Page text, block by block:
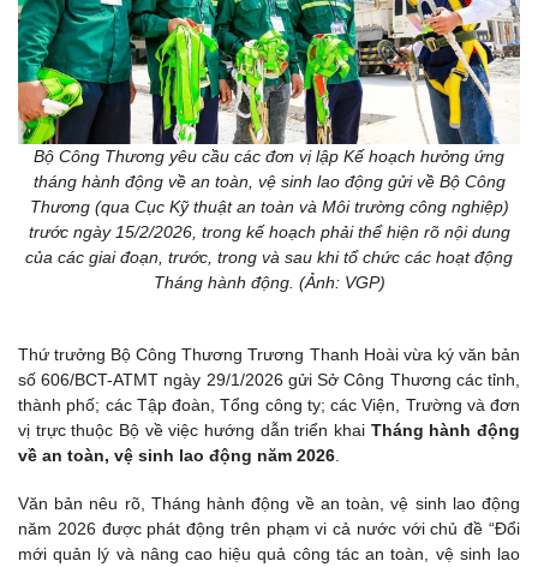
Bộ Công Thương yêu cầu các đơn vị lập Kế hoạch hưởng ứng
tháng hành động về an toàn, vệ sinh lao động gửi về Bộ Công
Thương (qua Cục Kỹ thuật an toàn và Môi trường công nghiệp)
trước ngày 15/2/2026, trong kế hoạch phải thể hiện rõ nội dung
của các giai đoạn, trước, trong và sau khi tổ chức các hoạt động
Tháng hành động. (Ảnh: VGP)
Thứ trưởng Bộ Công Thương Trương Thanh Hoài vừa ký văn bản
số 606/BCT-ATMT ngày 29/1/2026 gửi Sở Công Thương các tỉnh,
thành phố; các Tập đoàn, Tổng công ty; các Viện, Trường và đơn
vị trực thuộc Bộ về việc hướng dẫn triển khai Tháng hành động
về an toàn, vệ sinh lao động năm 2026.
Văn bản nêu rõ, Tháng hành động về an toàn, vệ sinh lao động
năm 2026 được phát động trên phạm vi cả nước với chủ đề “Đổi
mới quản lý và nâng cao hiệu quả công tác an toàn, vệ sinh lao